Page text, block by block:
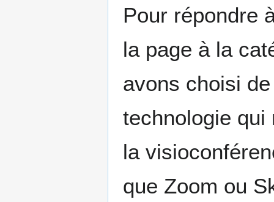
Pour répondre
la page à la
avons choisi
technologie qui
la
que Zoom ou